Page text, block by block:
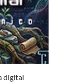
digital